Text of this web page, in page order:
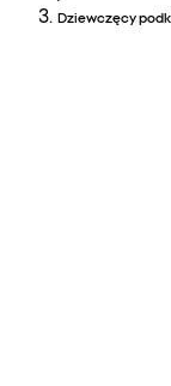
Dziewczęcy